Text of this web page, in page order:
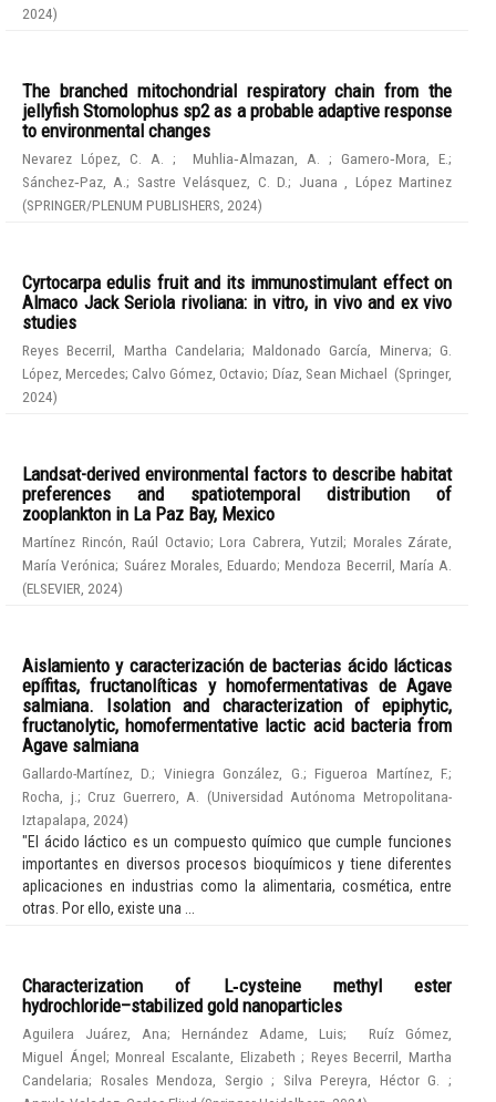
2024)
The branched mitochondrial respiratory chain from the
jellyfish Stomolophus sp2 as a probable adaptive response
to environmental changes
Nevarez López, C. A. ; Muhlia‑Almazan, A.;Gamero‑Mora, E.;
Sánchez‑Paz, A.; Sastre Velásquez, C. D.; Juana , López Martinez
(SPRINGER/PLENUM PUBLISHERS 2024)
Cyrtocarpa edulis fruit and its immunostimulant effect on
Almaco Jack Seriola rivoliana: in vitro, in vivo and ex vivo
studies
Reyes Becerril, Martha Candelaria;Maldonado García, Minerva;G.
López, Mercedes;Calvo Gómez, Octavio; Díaz, Sean Michael (Springer,
2024)
Landsat-derived environmental factors to describe habitat
preferences and spatiotemporal distribution of
zooplankton in La Paz Bay, Mexico
Martínez Rincón, Raúl Octavio; Lora Cabrera, Yutzil; Morales Zárate,
María Verónica; Suárez Morales, Eduardo;Mendoza Becerril, María A.
(ELSEVIER 2024)
Aislamiento y caracterización de bacterias ácido lácticas
epífitas, fructanolíticas y homofermentativas de Agave
salmiana. Isolation and characterization of epiphytic,
fructanolytic, homofermentative lactic acid bacteria from
Agave salmiana
Gallardo-Martínez, D.; Viniegra González, G. ;Figueroa Martínez, F.;
Rocha, j. ;Cruz Guerrero, A. (Universidad Autónoma Metropolitana-
Iztapalapa 2024)
"El ácido láctico es un compuesto químico que cumple funciones
importantes en diversos procesos bioquímicos y tiene diferentes
aplicaciones en industrias como la alimentaria, cosmética, entre
otras. Por ello, existe una ...
Characterization of L‑cysteine methyl ester
hydrochloride–stabilized gold nanoparticles
Aguilera Juárez, Ana; Hernández Adame, Luis;
Ruíz Gómez,
Miguel Ángel;Monreal Escalante, Elizabeth; Reyes Becerril, Martha
Candelaria; Rosales Mendoza, Sergio; Silva Pereyra, Héctor G.;